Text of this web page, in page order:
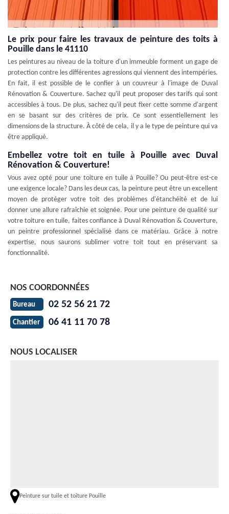
Le prix pour faire les travaux de peinture des toits à
Pouille dans le 41110
Les peintures au niveau de la toiture d'un immeuble forment un gage de
protection contre les différentes agressions qui viennent des intempéries.
En fait, il est possible de le confier à un couvreur à l'image de Duval
Rénovation & Couverture. Sachez qu'il peut proposer des tarifs qui sont
accessibles à tous. De plus, sachez qu'il peut fixer cette somme d'argent
en se basant sur des critères de prix. Ce sont essentiellement les
dimensions de la structure. À côté de cela, il y a le type de peinture qui va
être appliqué.
Embellez votre toit en tuile à Pouille avec Duval
Rénovation & Couverture!
Vous avez opté pour une toiture en tuile à Pouille? Ou peut-être est-ce
une exigence locale? Dans les deux cas, la peinture peut être un excellent
moyen de protéger votre toit des problèmes d'étanchéité et de lui
donner une allure rafraîchie et soignée. Pour une peinture de qualité sur
votre toiture en tuile, faites confiance à Duval Rénovation & Couverture,
un peintre professionnel spécialisé dans ce matériau. Grâce à notre
expertise, nous saurons sublimer votre toit tout en préservant sa
fonctionnalité.
NOS COORDONNÉES
Bureau 02 52 56 21 72
Chantier 06 41 11 70 78
NOUS LOCALISER
Peinture sur tuile et toiture Pouille